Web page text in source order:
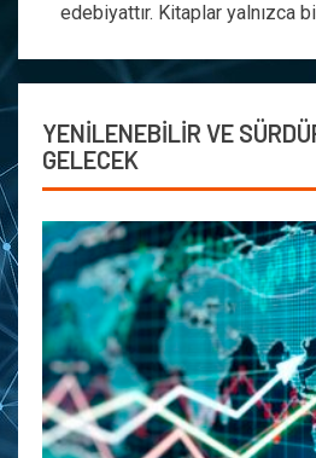
edebiyattır. Kitaplar yalnızca
YENİLENEBİLİR VE
GELECEK